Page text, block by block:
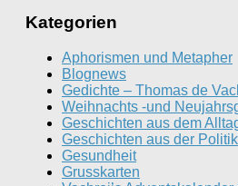
Kategorien
Aphorismen und Metapher
Blognews
Gedichte – Thomas de
Weihnachts -und
Geschichten aus dem
Geschichten aus der Politik
Gesundheit
Grusskarten